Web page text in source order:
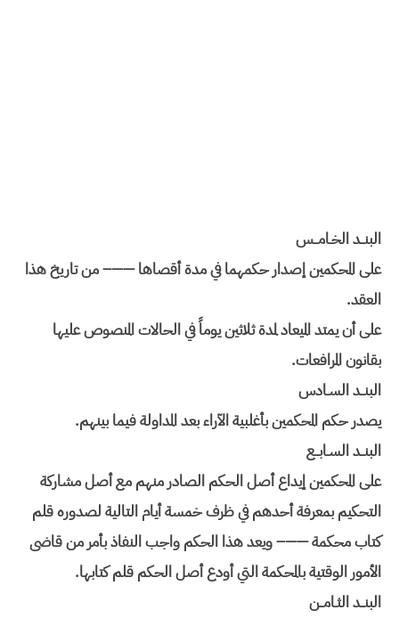
البنــد الخـامــس
على المحكمين إصدار حكمهما في مدة أقصاها ——– من تاريخ هذا
العقد.
على أن يمتد الميعاد لمدة ثلاثين يوماً في الحالات المنصوص عليها
بقانون المرافعات.
البنــد السـادس
يصدر حكم المحكمين بأغلبية الآراء بعد المداولة فيما بينهم.
البنــد السـابــع
على المحكمين إيداع أصل الحكم الصادر منهم مع أصلمشاركة
التحكيم بمعرفة أحدهم في ظرف خمسة أيام التالية لصدوره قلم
كتابمحكمة ——– ويعد هذا الحكم واجب النفاذ بأمر من قاضى
الأمور الوقتيةبالمحكمة التي أودع أصل الحكم قلم كتابها.
البنــد الثـامــن